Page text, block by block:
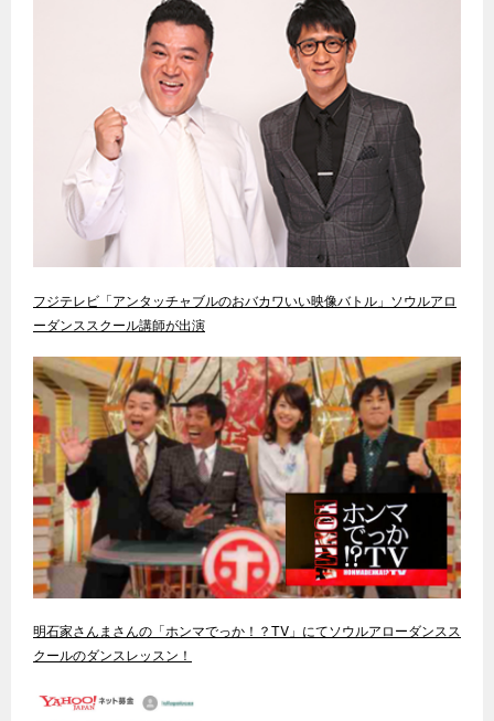
フジテレビ「アンタッチャブルのおバカワいい映像バトル」ソウルアロ
ーダンススクール講師が出演
明石家さんまさんの「ホンマでっか！？TV」にてソウルアローダンスス
クールのダンスレッスン！